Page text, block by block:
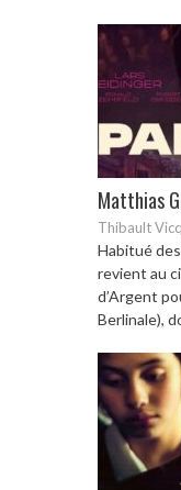
Matthias
Thibault Vicq
Habitué
revient au
d’Argent
Berlinale),